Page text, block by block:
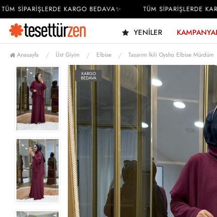
SİPARİŞLERDE KARGO BEDAVA✨ TÜM SİPARİŞLERDE
YENILER
Anasayfa Üst Giyim Elbise Tasarım İkili Oysho Elbise Mürdüm
KARGO
BEDAVA